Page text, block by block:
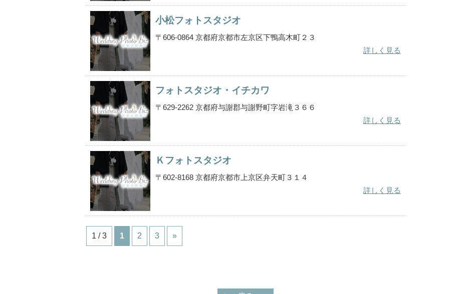
小松フォトスタジオ
〒606-0864 京都府京都市左京区下鴨高木町２３
詳しく見る
フォトスタジオ・イチカワ
〒629-2262 京都府与謝郡与謝野町字岩滝３６６
詳しく見る
Ｋフォトスタジオ
〒602-8168 京都府京都市上京区弁天町３１４
詳しく見る
1 / 3 1 2 3 »